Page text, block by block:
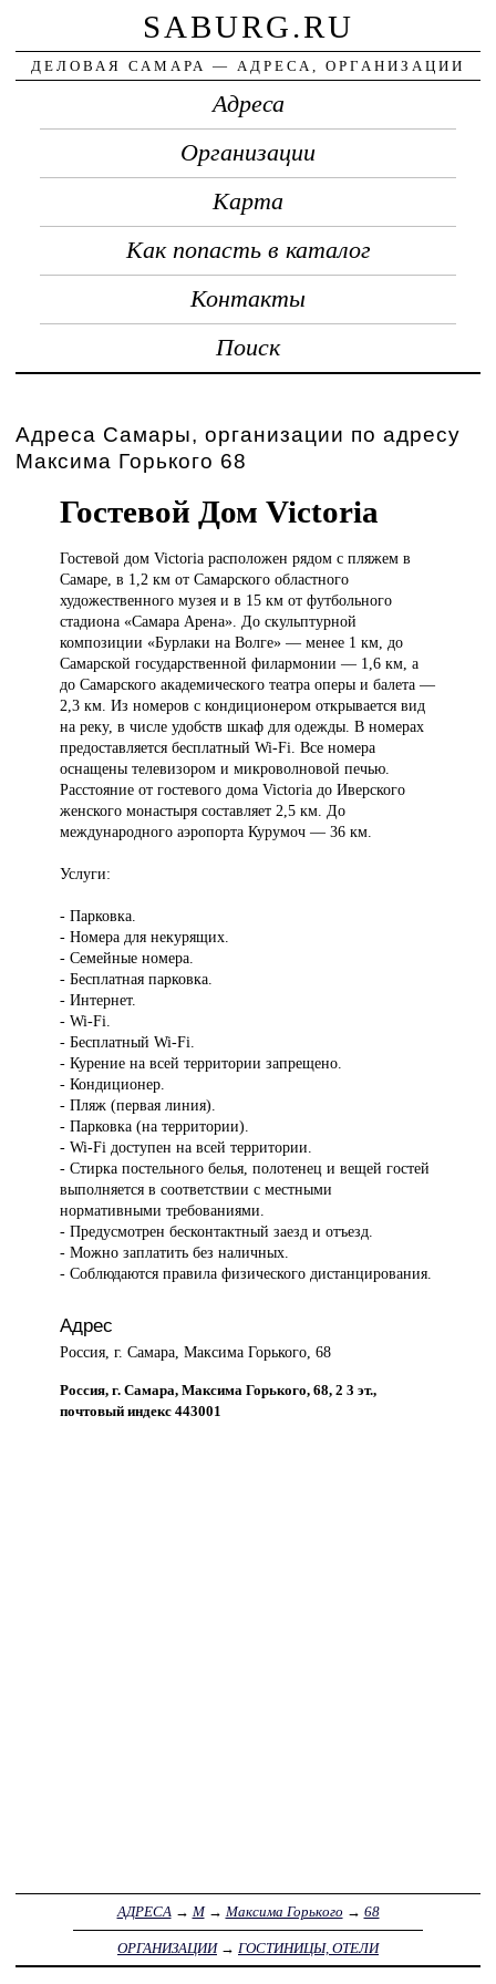
SABURG.RU
ДЕЛОВАЯ САМАРА — АДРЕСА, ОРГАНИЗАЦИИ
Адреса
Организации
Карта
Как попасть в каталог
Контакты
Поиск
Адреса Самары, организации по адресу
Максима Горького 68
Гостевой Дом Victoria
Гостевой домVictoria расположен рядом с пляжем в
Самаре, в 1,2 км от Самарского областного
художественного музея и в 15 км от футбольного
стадиона «Самара Арена». До скульптурной
композиции «Бурлаки на Волге» — менее 1 км, до
Самарской государственной филармонии — 1,6 км, а
до Самарского академического театра оперы и балета —
2,3 км. Из номеров с кондиционером открывается вид
на реку, в числе удобств шкаф для одежды. В номерах
предоставляется бесплатный Wi-Fi. Все номера
оснащены телевизором и микроволновой печью.
Расстояние от гостевого дома Victoria до Иверского
женского монастыря составляет 2,5 км. До
международного аэропорта Курумоч — 36 км.
Услуги:
- Парковка.
- Номера для некурящих.
- Семейные номера.
- Бесплатная парковка.
- Интернет.
- Wi-Fi.
- Бесплатный Wi-Fi.
- Курение на всей территории запрещено.
- Кондиционер.
- Пляж (первая линия).
- Парковка (на территории).
- Wi-Fi доступен на всей территории.
- Стирка постельного белья, полотенец и вещей гостей
выполняется в соответствии с местными
нормативными требованиями.
- Предусмотрен бесконтактный заезд и отъезд.
- Можно заплатить без наличных.
- Соблюдаются правила физического дистанцирования.
Адрес
Россия, г. Самара, Максима Горького, 68
Россия, г. Самара, Максима Горького, 68, 2 3 эт.,
почтовый индекс 443001
АДРЕСА→ М→ Максима Горького → 68
ОРГАНИЗАЦИИ→ ГОСТИНИЦЫ, ОТЕЛИ